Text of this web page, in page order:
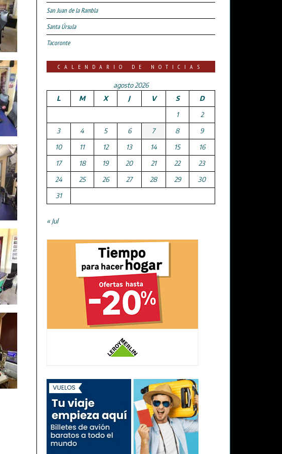
San Juan de la Rambla
Santa Úrsula
Tacoronte
CALENDARIO DE NOTICIAS
agosto 2026
L
M X J V S
D
1
2
3
4 5 6 7 8
9
10
11 12 13 14 15
16
17
18 19 20 21 22
23
24
25 26 27 28 29
30
31
« Jul